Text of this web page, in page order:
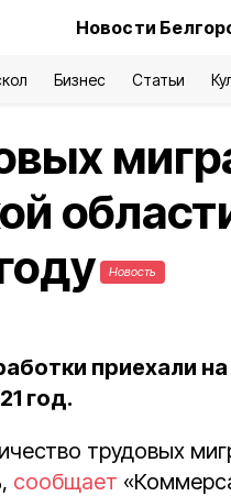
Новости
Бизнес Статьи
Новость
приехали
год.
трудовых
сообщает